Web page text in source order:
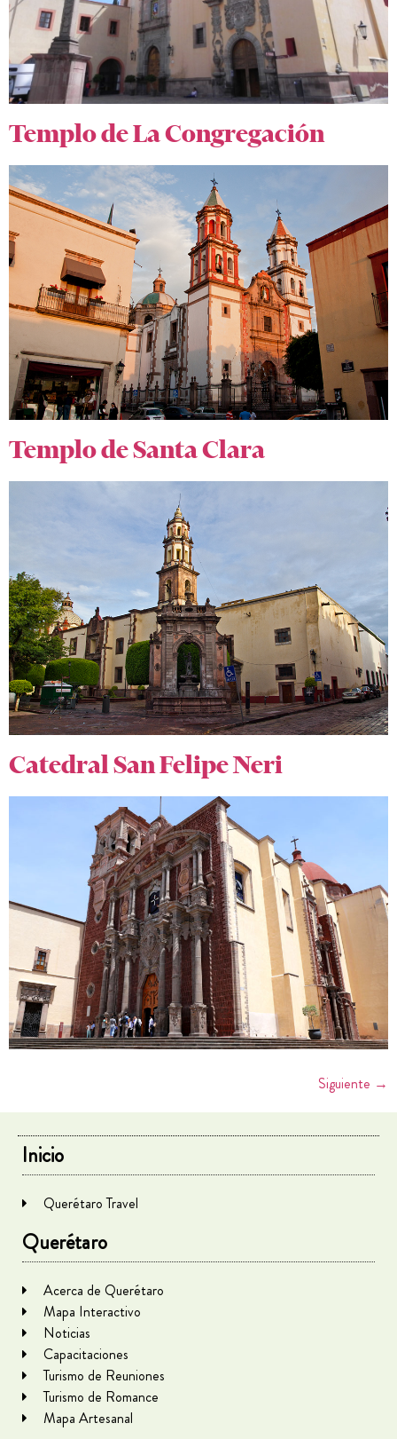
Templo de La Congregación
Templo de Santa Clara
Catedral San Felipe Neri
Siguiente →
Inicio
Querétaro Travel
Querétaro
Acerca de Querétaro
Mapa Interactivo
Noticias
Capacitaciones
Turismo de Reuniones
Turismo de Romance
Mapa Artesanal